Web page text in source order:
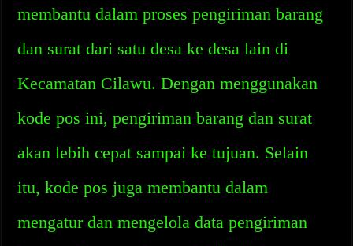
membantu dalam proses pengiriman barang
dan surat dari satu desa ke desa lain di
Kecamatan Cilawu. Dengan menggunakan
kode pos ini, pengiriman barang dan surat
akan lebih cepat sampai ke tujuan. Selain
itu, kode pos juga membantu dalam
mengatur dan mengelola data pengiriman